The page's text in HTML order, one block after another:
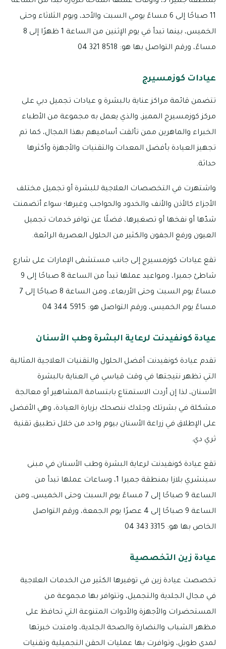
11 صباحًا إلى 6 مساءً يومي السبت والأحد، ويوم الثلاثاء وحتى
الخميس، بينما تبدأ في يوم الإثنين من الساعة 1 ظهرًا إلى 8
مساءً، ورقم التواصل بها هو: 8518 321 04
عيادات كوزمسيرج
تتضمن قائمة مراكز عناية بالبشرة و عيادات تجميل دبي على
مركز كوزمسيرج المميز، والذي يعمل به مجموعة من الأطباء
الخبراء والماهرين ممن تألقت أساميهم بهذا المجال، كما تم
تجهيز العيادة بأفضل المعدات والتقنيات والأجهزة وأكثرها
حداثة.
واشتهرت في التخصصات العلاجية للبشرة أو تجميل مختلف
الأجزاء كالأذن والأنف والخدود والحواجب وغيرها؛ سواء أتضمنت
شدّها أو نفخها أو تصغيرها، فضلًا عن توافر خدمات تجميل
العيون ورفع الجفون والكثير من الحلول العصرية الرائعة.
تقع عيادات كوزمسيرج إلى جانب مستشفى الإمارات على شارع
شاطئ جميرا، ومواعيد عملها تبدأ من الساعة 8 صباحًا إلى 9
مساءً يوم السبت وحتى الأربعاء، ومن الساعة 8 صباحًا إلى 7
مساءً يوم الخميس، ورقم التواصل هو: 5915 344 04
عيادة كونفيدنت لرعاية البشرة وطب الأسنان
تقدم عيادة كونفيدنت أفضل الحلول والتقنيات العلاجية المثالية
التي تظهر نتيجتها في وقت قياسي في العناية بالبشرة
الأسنان، لذا إن أردت الاستمتاع بابتسامة المشاهير أو معالجة
مشكلة في بشرتك وجلدك ننصحك بزيارة العيادة، وهي الأفضل
على الإطلاق في زراعة الأسنان بيوم واحد من خلال تطبيق تقنية
ثري دي.
تقع عيادة كونفيدنت لرعاية البشرة وطب الأسنان في مبنى
سينشري بلازا بمنطقة جميرا 1، وساعات عملها تبدأ من
الساعة 9 صباحًا إلى 7 مساءً يوم السبت وحتى الخميس، ومن
الساعة 9 صباحًا إلى 4 عصرًا يوم الجمعة، ورقم التواصل
الخاص بها هو: 3315 343 04
عيادة زين التخصصية
تخصصت عيادة زين في توفيرها الكثير من الخدمات العلاجية
في مجال الجلدية والتجميل، وتتوافر بها مجموعة من
المستحضرات والأجهزة والأدوات المتنوعة التي تحافظ على
مظهر الشباب والنضارة والصحة الجلدية، وامتدت خبرتها
لمدى طويل، وتوافرت بها عمليات الحقن التجميلية وتقنيات